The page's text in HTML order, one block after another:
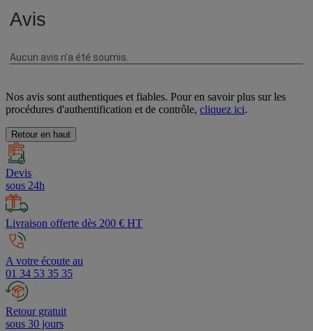
Nos avis sont authentiques et fiables. Pour en savoir plus sur les
procédures d'authentification et de contrôle, cliquez ici.
Retour en haut
Devis
sous 24h
Livraison offerte dès 200 € HT
A votre écoute au
01 34 53 35 35
Retour gratuit
sous 30 jours